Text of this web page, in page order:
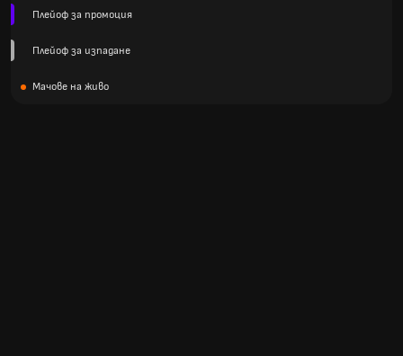
Плейоф за промоция
Плейоф за изпадане
Мачове на живо